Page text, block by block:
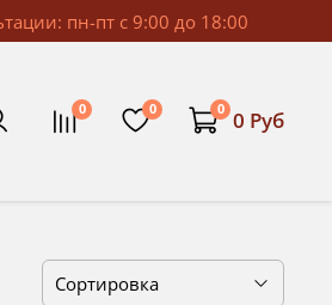
пн-пт с 9:00 до 18:00
0 0 0 0 Руб